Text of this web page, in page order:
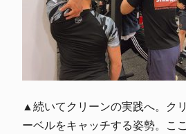
▲続いてクリーンの実践へ。ク
ーベルをキャッチする姿勢。こ